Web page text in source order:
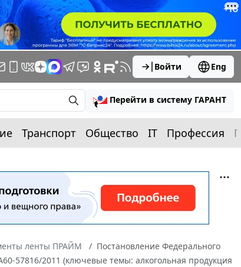
Войти Eng
Перейти в систему ГАРАНТ
Транспорт Общество IT Профессия
ленты ПРАЙМ
Постановление Федерального
57816/2011 (ключевые темы: алкогольная продукция